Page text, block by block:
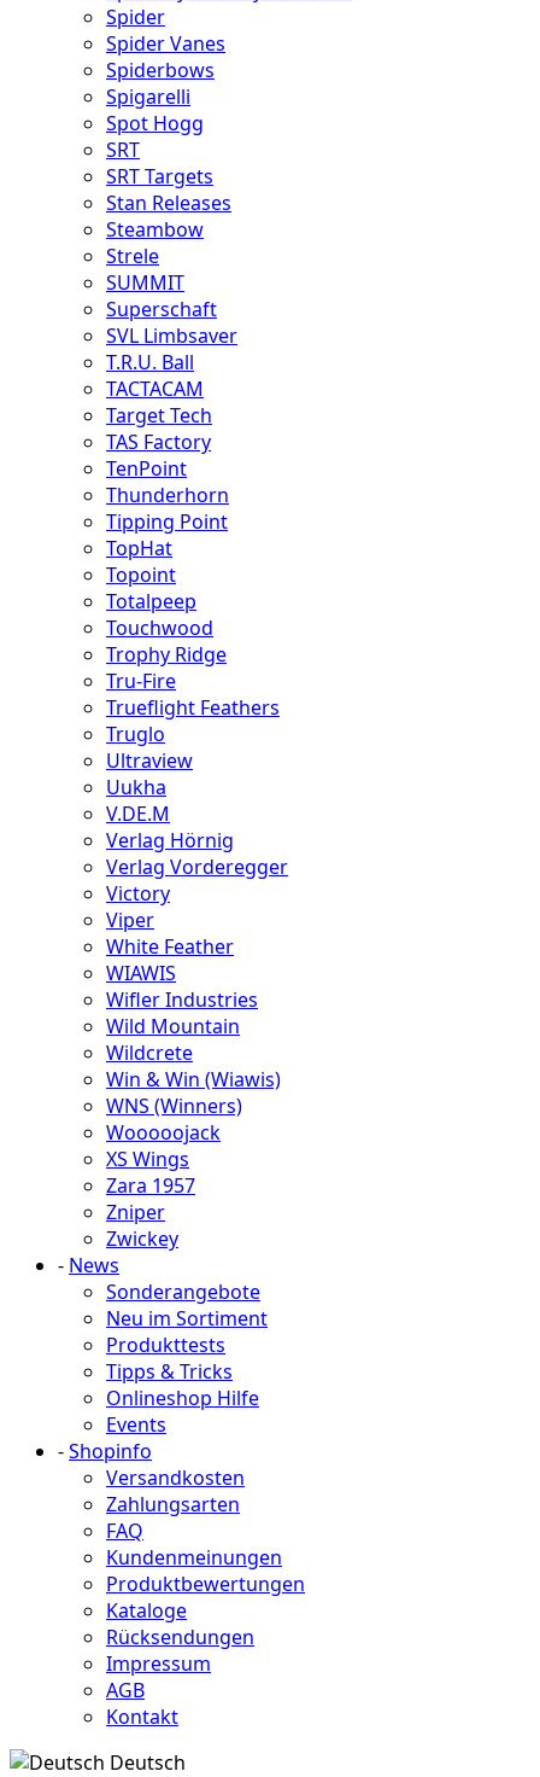
Spider
Spider Vanes
Spiderbows
Spigarelli
Spot Hogg
SRT
SRT Targets
Stan Releases
Steambow
Strele
SUMMIT
Superschaft
SVL Limbsaver
T.R.U. Ball
TACTACAM
Target Tech
TAS Factory
TenPoint
Thunderhorn
Tipping Point
TopHat
Topoint
Totalpeep
Touchwood
Trophy Ridge
Tru-Fire
Trueflight Feathers
Truglo
Ultraview
Uukha
V.DE.M
Verlag Hörnig
Verlag Vorderegger
Victory
Viper
White Feather
WIAWIS
Wifler Industries
Wild Mountain
Wildcrete
Win & Win (Wiawis)
WNS (Winners)
Wooooojack
XS Wings
Zara 1957
Zniper
Zwickey
- News
Sonderangebote
Neu im Sortiment
Produkttests
Tipps & Tricks
Onlineshop Hilfe
Events
-Shopinfo
Versandkosten
Zahlungsarten
FAQ
Kundenmeinungen
Produktbewertungen
Kataloge
Rücksendungen
Impressum
AGB
Kontakt
Deutsch